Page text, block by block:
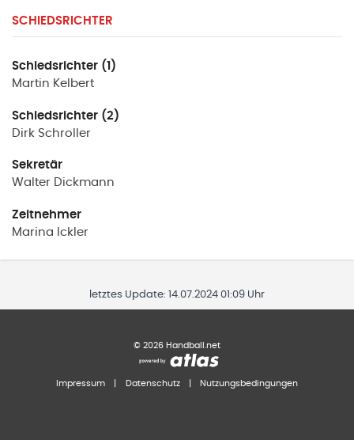
SCHIEDSRICHTER
Schiedsrichter (1)
Martin Kelbert
Schiedsrichter (2)
Dirk Schroller
Sekretär
Walter Dickmann
Zeitnehmer
Marina Ickler
letztes Update: 14.07.2024 01:09 Uhr
© 2026 Handball.net
Impressum Datenschutz Nutzungsbedingungen